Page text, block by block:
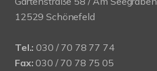
12529 Schönefeld
Tel.: 030 / 70 78 77 74
Fax: 030 / 70 78 75 05